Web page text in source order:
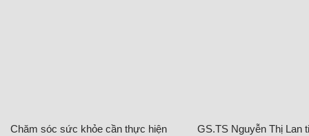
Chăm sóc sức khỏe cần thực hiện
GS.TS Nguyễn Thị Lan